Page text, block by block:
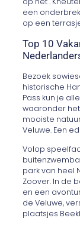
een
op een
Top 10
Bezoek
historische
Pass kun je
waaronder
mooiste
Veluwe. Een
Volop
park van heel
Zoover. In de
en een
de Veluwe,
plaatsjes